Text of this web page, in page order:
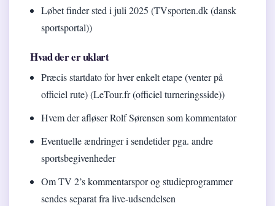
Løbet finder sted i juli 2025 (TVsporten.dk (dansk
sportsportal))
Hvad der er uklart
Præcis startdato for hver enkelt etape (venter på
officiel rute) (LeTour.fr (officiel turneringsside))
Hvem der afløser Rolf Sørensen som kommentator
Eventuelle ændringer i sendetider pga. andre
sportsbegivenheder
Om TV 2’s kommentarspor og studieprogrammer
sendes separat fra live-udsendelsen